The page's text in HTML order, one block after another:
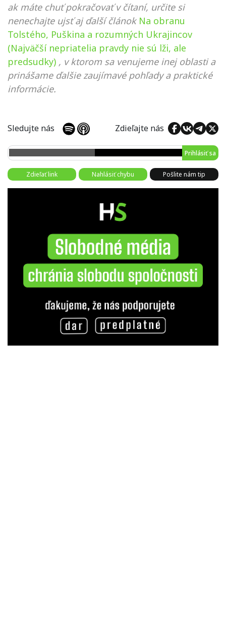
ak máte chuť pokračovať v čítaní, určite si
nenechajte ujsť aj ďalší článok Na obranu
Tolstého, Puškina a rozumných Ukrajincov
(Najväčší nepriatelia pravdy nie sú lži, ale
predsudky) , v ktorom sa venujeme inej oblasti a
prinášame ďalšie zaujímavé pohľady a praktické
informácie.
Sledujte nás Zdieľajte nás
Prihlásiť sa
Zdieľať link Nahlásiť chybu Pošlite nám tip